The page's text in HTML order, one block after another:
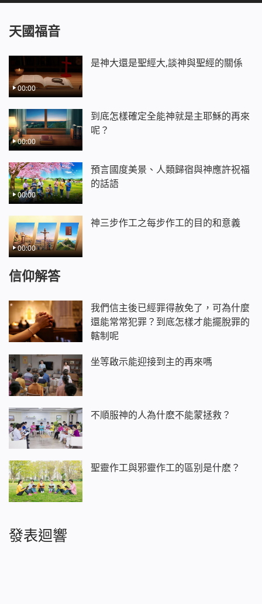
天國福音
00:00
是神大還是聖經大,談神與聖經的關係
00:00
到底怎樣確定全能神就是主耶穌的再來
呢？
00:00
預言國度美景、人類歸宿與神應許祝福
的話語
00:00
神三步作工之每步作工的目的和意義
信仰解答
我們信主後已經罪得赦免了，可為什麼
還能常常犯罪？到底怎樣才能擺脫罪的
轄制呢
坐等啟示能迎接到主的再來嗎
不順服神的人為什麽不能蒙拯救？
聖靈作工與邪靈作工的區别是什麽？
發表迴響